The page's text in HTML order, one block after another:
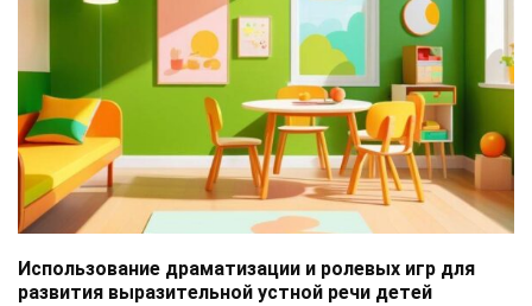
Использование драматизации и ролевых игр для
развития выразительной устной речи детей